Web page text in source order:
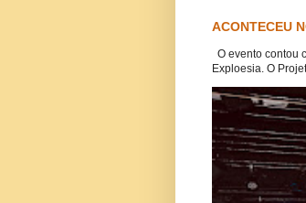
ACONTECEU
O evento contou
Exploesia. O